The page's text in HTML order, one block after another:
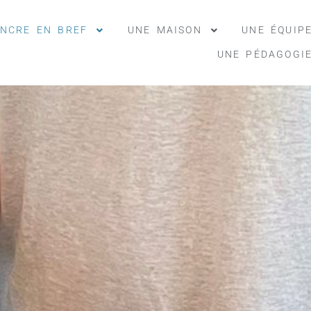
EN BREF UNE MAISON UNE
UNE